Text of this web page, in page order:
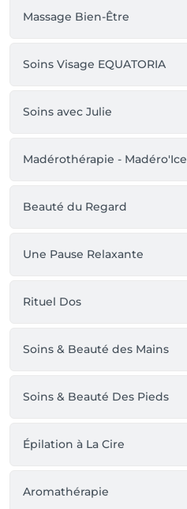
Massage Bien-Être
Soins Visage EQUATORIA
Soins avec Julie
Madérothérapie - Madéro'Ice
Beauté du Regard
Une Pause Relaxante
Rituel Dos
Soins & Beauté des Mains
Soins & Beauté Des Pieds
Épilation à La Cire
Aromathérapie